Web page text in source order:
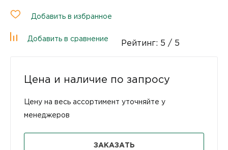
Добавить в избранное
Добавить в сравнение
Рейтинг: 5 / 5
Цена и наличие по запросу
Цену на весь ассортимент уточняйте у
менеджеров
ЗАКАЗАТЬ